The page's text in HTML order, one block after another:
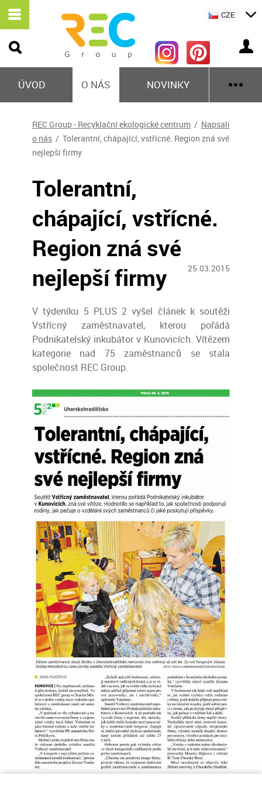
ÚVOD O NÁS NOVINKY
CZE
REC Group - Recyklační ekologické centrum / Napsali
o nás / Tolerantní, chápající, vstřícné. Region zná své
nejlepší firmy
Tolerantní,
chápající, vstřícné.
Region zná své
nejlepší firmy
25.03.2015
V týdeníku 5 PLUS 2 vyšel článek k soutěži
Vstřícný zaměstnavatel, kterou pořádá
Podnikatelský inkubátor v Kunovicích. Vítězem
kategorie nad 75 zaměstnanců se stala
společnost REC Group.